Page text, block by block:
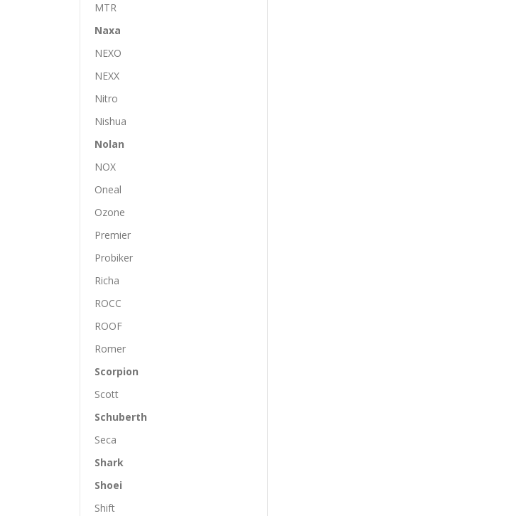
MTR
Naxa
NEXO
NEXX
Nitro
Nishua
Nolan
NOX
Oneal
Ozone
Premier
Probiker
Richa
ROCC
ROOF
Romer
Scorpion
Scott
Schuberth
Seca
Shark
Shoei
Shift